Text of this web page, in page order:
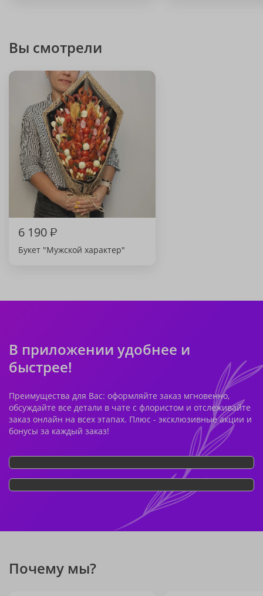
Вы смотрели
6 190₽
Букет "Мужской характер"
В приложении удобнее и
быстрее!
Преимущества для Вас: оформляйте заказ мгновенно,
обсуждайте все детали в чате с флористом и отслеживайте
заказ онлайн на всех этапах. Плюс - эксклюзивные акции и
бонусы за каждый заказ!
Почему мы?